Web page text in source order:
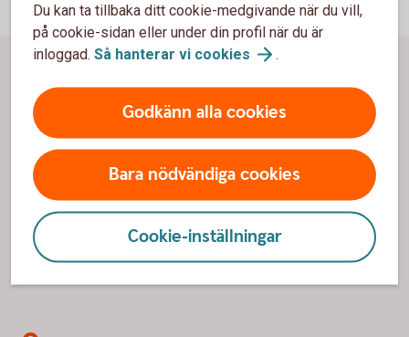
Du kan ta tillbaka ditt cookie-medgivande när du vill,
på cookie-sidan eller under din profil när du är
inloggad. Så hanterar vi cookies .
Godkänn alla cookies
Bara nödvändiga cookies
Cookie-inställningar
Sidfot
Hitta snabbt
Kontor och öppettider
Anmäl bedrägeri
Spärrhjälp
Priser, räntor och kurser